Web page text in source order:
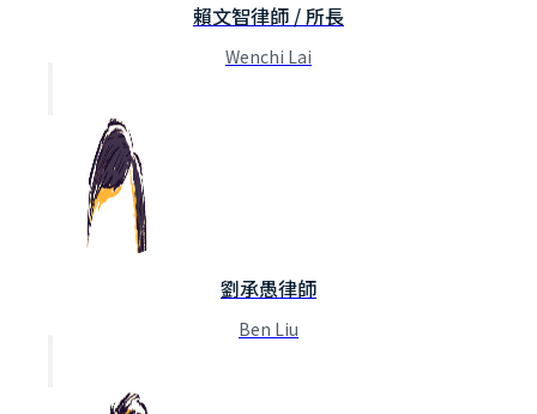
賴文智律師 / 所長
Wenchi Lai
劉承愚律師
Ben Liu